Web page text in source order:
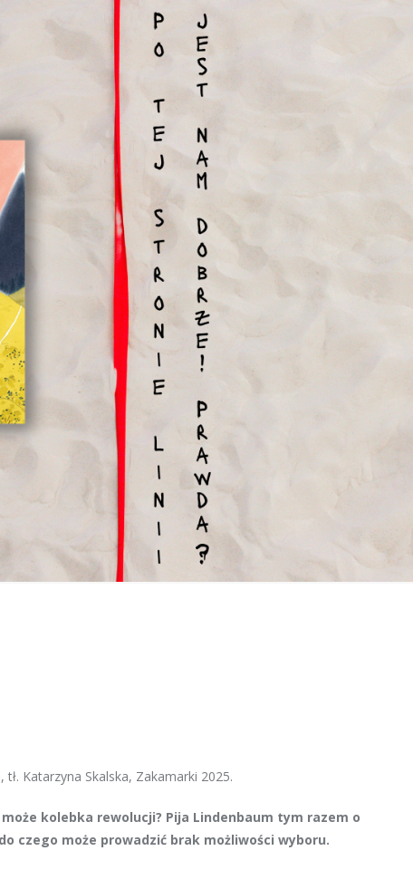
tł. Katarzyna Skalska, Zakamarki 2025.
kolebka rewolucji? Pija Lindenbaum tym razem o
czego może prowadzić brak możliwości wyboru.